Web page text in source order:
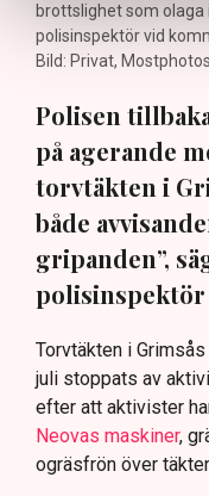
brottslighet som
polisinspektör vid
Bild: Privat, Mostphotos
Polisen
på agerande
torvtäkten i
både
gripanden”,
polisinspektör
Torvtäkten i
juli stoppats av
efter att aktivister
Neovas maskiner,
ogräsfrön över